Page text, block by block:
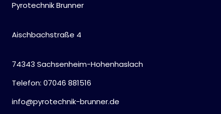
Pyrotechnik Brunner
Aischbachstraße 4
74343 Sachsenheim-Hohenhaslach
Telefon: 07046 881516
info@pyrotechnik-brunner.de